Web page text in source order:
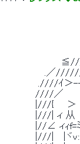
.／
.////ｲ＞
////／　　　　
|///{　　＞ 　T
|///| ィ 从　 ハ　　
|//∠ ィｨf=ミ､　
|///| 　|ヾv::ﾂ　